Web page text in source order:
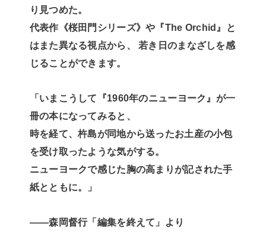
り見つめた。
代表作《桜田門シリーズ》や『The Orchid』と
はまた異なる視点から、 若き日のまなざしを感
じることができます。
「いまこうして『1960年のニューヨーク』が一
冊の本になってみると、
時を経て、杵島が同地から送ったお土産の小包
を受け取ったような気がする。
ニューヨークで感じた胸の高まりが記された手
紙とともに。」
——森岡督行「編集を終えて」より